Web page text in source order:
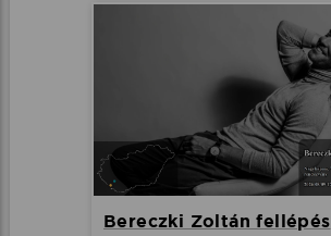
Bereczki Zoltán fellépés